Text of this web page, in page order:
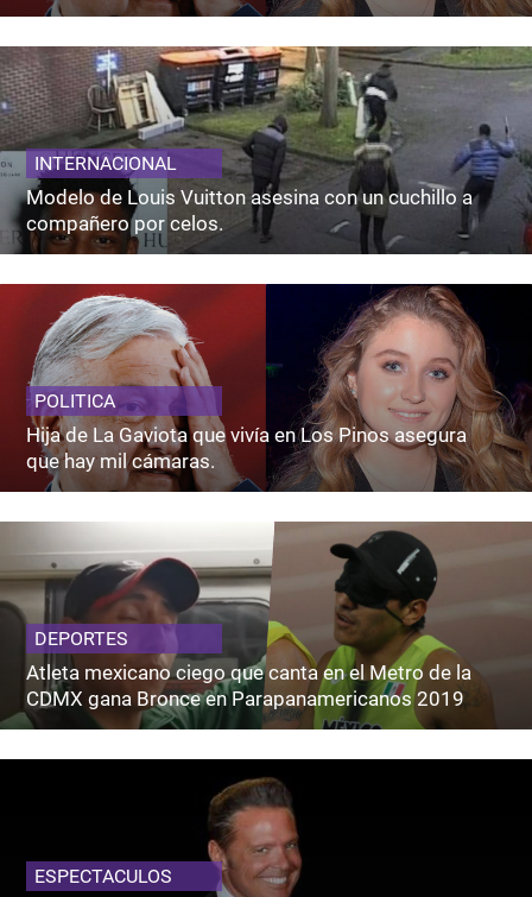
INTERNACIONAL
Modelo de Louis Vuitton asesina con un cuchillo a
compañero por celos.
POLITICA
Hija de La Gaviota que vivía en Los Pinos asegura
que hay mil cámaras.
DEPORTES
Atleta mexicano ciego que canta en el Metro de la
CDMX gana Bronce en Parapanamericanos 2019
ESPECTACULOS